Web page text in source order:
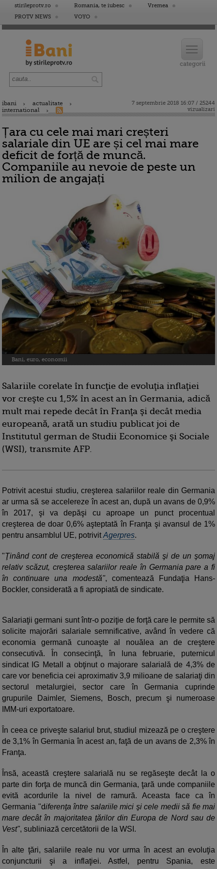
stirileprotv.ro Romania, te iubesc
Vremea
PROTV NEWS
VOYO
ibani
actualitate
international
7 septembrie 2018 16:07 / 25244
vizualizari
Țara cu cele mai mari creșteri
salariale din UE are și cel mai mare
deficit de forță de muncă.
Companiile au nevoie de peste un
milion de angajați
Bani, euro, economii
Salariile corelate în funcţie de evoluţia inflaţiei
vor creşte cu 1,5% în acest an în Germania, adică
mult mai repede decât în Franţa şi decât media
europeană, arată un studiu publicat joi de
Institutul german de Studii Economice şi Sociale
(WSI), transmite AFP.
Potrivit acestui studiu, creşterea salariilor reale din Germania
ar urma să se accelereze în acest an, după un avans de 0,9%
în 2017, şi va depăşi cu aproape un punct procentual
creşterea de doar 0,6% aşteptată în Franţa şi avansul de 1%
pentru ansamblul UE, potrivitAgerpres.
"Ţinând cont de creşterea economică stabilă şi de un şomaj
relativ scăzut, creşterea salariilor reale în Germania pare a fi
în continuare una modestă", comentează Fundaţia Hans-
Bockler, considerată a fi apropiată de sindicate.
Salariaţii germani sunt într-o poziţie de forţă care le permite să
solicite majorări salariale semnificative, având în vedere că
economia germană cunoaşte al nouălea an de creştere
consecutivă. În consecinţă, în luna februarie, puternicul
sindicat IG Metall a obţinut o majorare salarială de 4,3% de
care vor beneficia cei aproximativ 3,9 milioane de salariaţi din
sectorul metalurgiei, sector care în Germania cuprinde
grupurile Daimler, Siemens, Bosch, precum şi numeroase
IMM-uri exportatoare.
În ceea ce priveşte salariul brut, studiul mizează pe o creştere
de 3,1% în Germania în acest an, faţă de un avans de 2,3% în
Franţa.
Însă, această creştere salarială nu se regăseşte decât la o
parte din forţa de muncă din Germania, ţară unde companiile
evită acordurile la nivel de ramură. Aceasta face ca în
Germania "diferenţa între salariile mici şi cele medii să fie mai
mare decât în majoritatea ţărilor din Europa de Nord sau de
Vest", subliniază cercetătorii de la WSI.
În alte ţări, salariile reale nu vor urma în acest an evoluţia
conjuncturii şi a inflaţiei. Astfel, pentru Spania, este